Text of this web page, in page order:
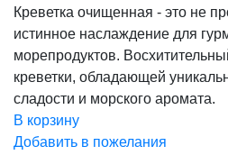
составляла
1
796,00 ₽.
1
436,60
Креветка очищенная - это не
истинное наслаждение для
морепродуктов.
креветки, обладающей
сладости и морского аромата.
В корзину
Добавить в пожелания